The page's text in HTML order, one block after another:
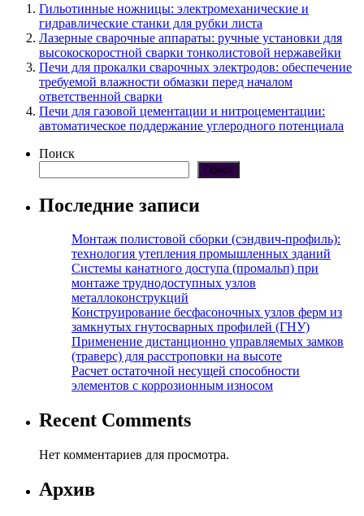
Гильотинные ножницы: электромеханические и
гидравлические станки для рубки листа
Лазерные сварочные аппараты: ручные установки для
высокоскоростной сварки тонколистовой нержавейки
Печи для прокалки сварочных электродов: обеспечение
требуемой влажности обмазки перед началом
ответственной сварки
Печи для газовой цементации и нитроцементации:
автоматическое поддержание углеродного потенциала
Поиск
Поиск
Последние записи
Монтаж полистовой сборки (сэндвич-профиль):
технология утепления промышленных зданий
Системы канатного доступа (промальп) при
монтаже труднодоступных узлов
металлоконструкций
Конструирование бесфасоночных узлов ферм из
замкнутых гнутосварных профилей (ГНУ)
Применение дистанционно управляемых замков
(траверс) для расстроповки на высоте
Расчет остаточной несущей способности
элементов с коррозионным износом
Recent Comments
Нет комментариев для просмотра.
Архив